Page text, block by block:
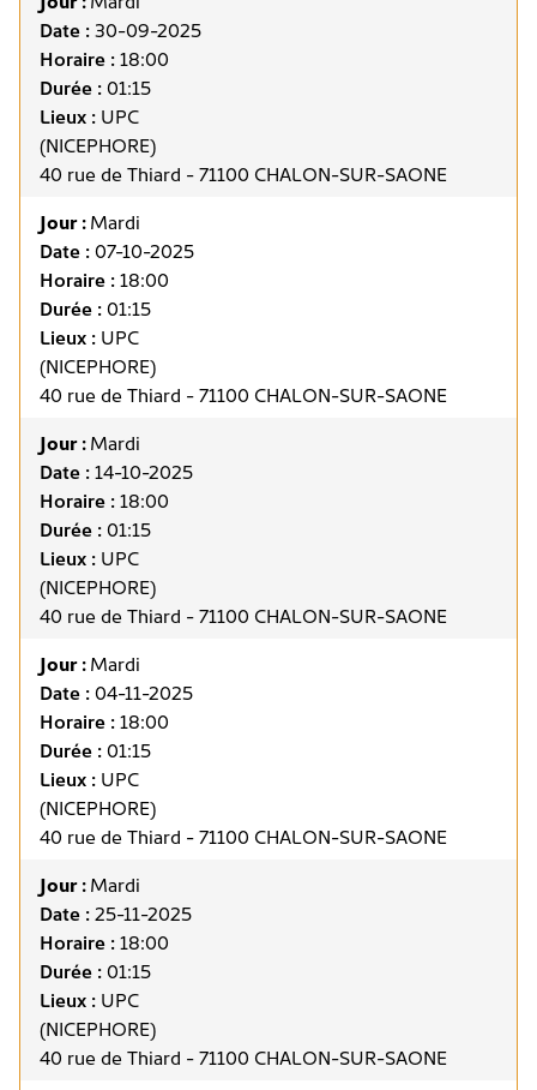
Date :30-09-2025
Horaire :18:00
Durée :01:15
Lieux : UPC
(NICEPHORE)
40 rue de Thiard - 71100 CHALON-SUR-SAONE
Jour :Mardi
Date :07-10-2025
Horaire :18:00
Durée :01:15
Lieux : UPC
(NICEPHORE)
40 rue de Thiard - 71100 CHALON-SUR-SAONE
Jour :Mardi
Date :14-10-2025
Horaire :18:00
Durée :01:15
Lieux : UPC
(NICEPHORE)
40 rue de Thiard - 71100 CHALON-SUR-SAONE
Jour :Mardi
Date :04-11-2025
Horaire :18:00
Durée :01:15
Lieux : UPC
(NICEPHORE)
40 rue de Thiard - 71100 CHALON-SUR-SAONE
Jour :Mardi
Date :25-11-2025
Horaire :18:00
Durée :01:15
Lieux : UPC
(NICEPHORE)
40 rue de Thiard - 71100 CHALON-SUR-SAONE